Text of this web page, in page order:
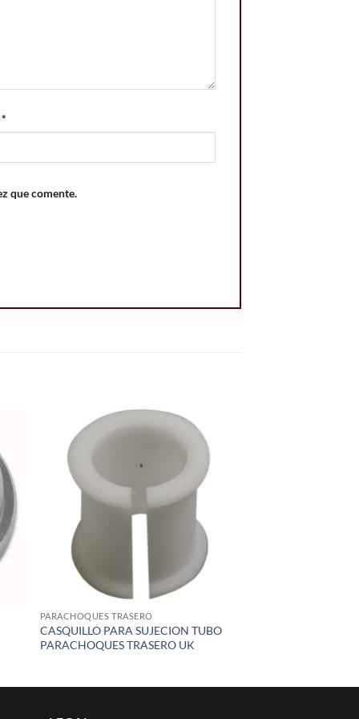
*
que comente.
Add to
PARACHOQUES TRASERO
CASQUILLO PARA SUJECION TUBO
PARACHOQUES TRASERO UK